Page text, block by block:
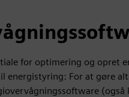
for optimering og opret
energistyring: For at gøre